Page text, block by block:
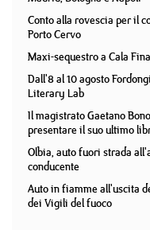
Conto alla rovescia per il
Porto Cervo
Maxi-sequestro a Cala
Dall'8 al 10 agosto
Literary Lab
Il magistrato Gaetano
presentare il suo ultimo
Olbia, auto fuori strada
conducente
Auto in fiamme all'uscita
dei Vigili del fuoco